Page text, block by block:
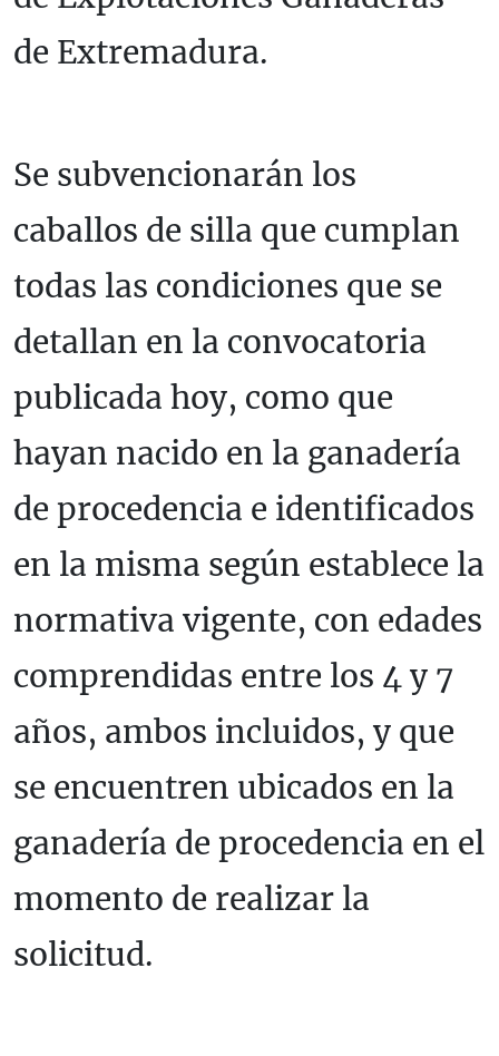
de Extremadura.
Se subvencionarán los
caballos de silla que cumplan
todas las condiciones que se
detallan en la convocatoria
publicada hoy, como que
hayan nacido en la ganadería
de procedencia e identificados
en la misma según establece la
normativa vigente, con edades
comprendidas entre los 4 y 7
años, ambos incluidos, y que
se encuentren ubicados en la
ganadería de procedencia en el
momento de realizar la
solicitud.